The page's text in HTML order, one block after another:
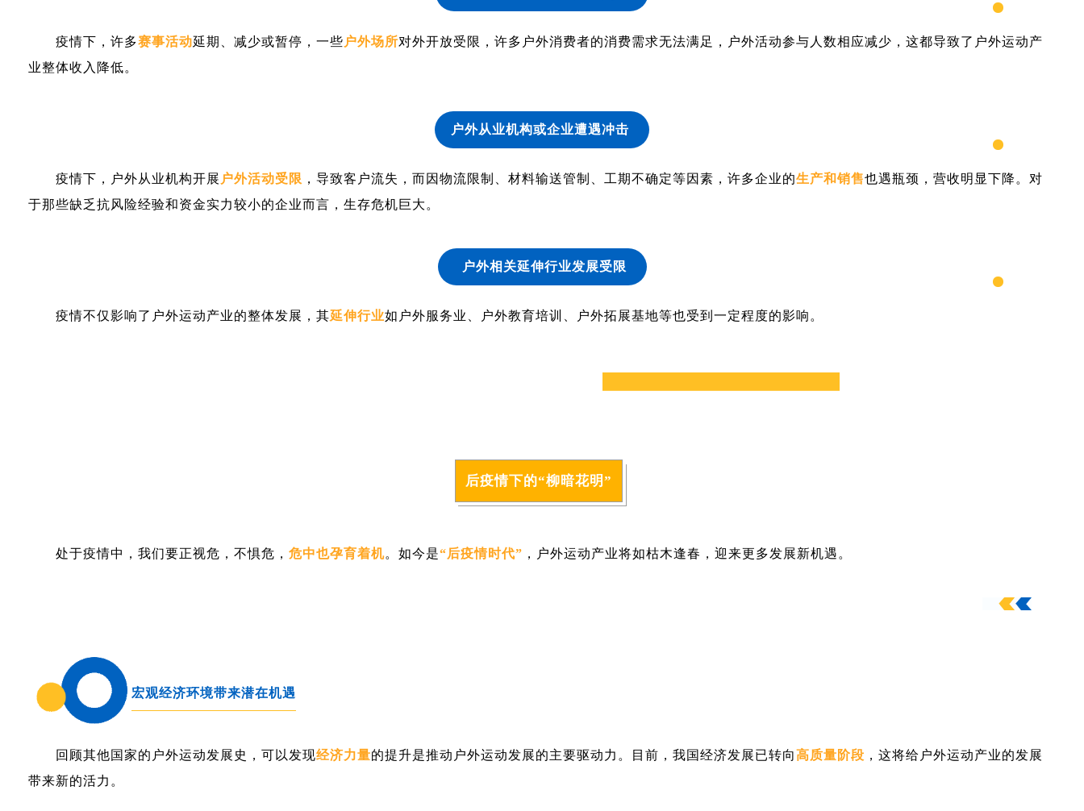
疫情下，许多赛事活动延期、减少或暂停，一些 户外场所对外开放受限，许多户外消费者的消费需求无法满足，户外活动参与人数相应减少，这都导致了户外运动产
业整体收入降低。
户外从业机构或企业遭遇冲击
疫情下，户外从业机构开展 户外活动受限 ，导致客户流失，而因物流限制、材料输送管制、工期不确定等因素，许多企业的生产和销售也遇瓶颈，营收明显下降。对
于那些缺乏抗风险经验和资金实力较小的企业而言，生存危机巨大。
户外相关延伸行业发展受限
疫情不仅影响了户外运动产业的整体发展，其延伸行业如户外服务业、户外教育培训、户外拓展基地等也受到一定程度的影响。
后疫情下的“柳暗花明”
处于疫情中，我们要正视危，不惧危， 危中也孕育着机。如今是“后疫情时代” ，户外运动产业将如枯木逢春，迎来更多发展新机遇。
宏观经济环境带来潜在机遇
回顾其他国家的户外运动发展史，可以发现经济力量的提升是推动户外运动发展的主要驱动力。目前，我国经济发展已转向高质量阶段 ，这将给户外运动产业的发展
带来新的活力。